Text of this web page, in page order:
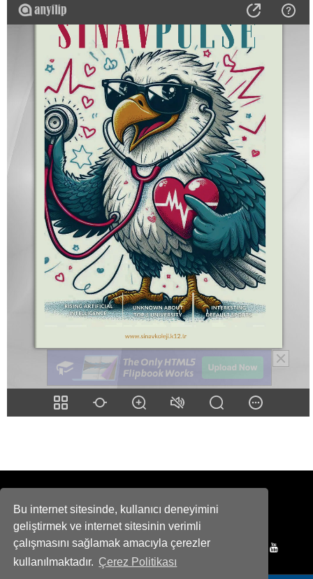
Bu internet sitesinde, kullanıcı deneyimini
geliştirmek ve internet sitesinin verimli
çalışmasını sağlamak amacıyla çerezler
kullanılmaktadır. Çerez Politikası
bilgi@sinavkoleji.k12.tr